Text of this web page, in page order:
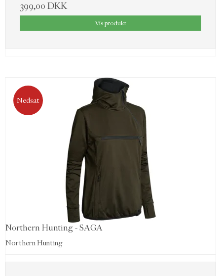
399,00 DKK
Vis produkt
Nedsat
Northern Hunting - SAGA
Northern Hunting